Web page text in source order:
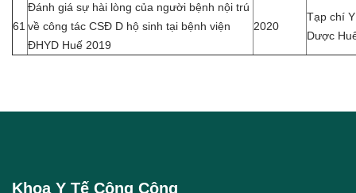
61
Đánh giá sự hài lòng của người bệnh nội trú
về công tác CSĐ D hộ sinh tại bệnh viện
ĐHYD Huế 2019
2020
Tạp chí
Dược
Khoa Y Tế Công Cộng